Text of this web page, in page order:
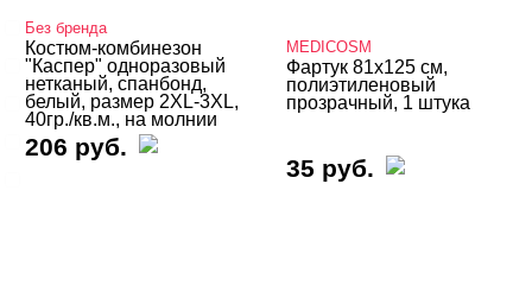
Dispoland
FSK
MEDICOSM
Runail
Без бренда
Костюм-комбинезон
"Каспер" одноразовый
нетканый, спанбонд,
белый, размер 2XL-3XL,
40гр./кв.м., на молнии
206 руб.
MEDICOSM
Фартук 81х125 см,
полиэтиленовый
прозрачный, 1 штука
35 руб.